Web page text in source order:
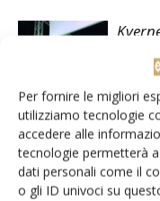
Per fornire le migliori
utilizziamo tecnologie
accedere alle
tecnologie permetterà
dati personali come il
o gli ID univoci su
LASCIA UN